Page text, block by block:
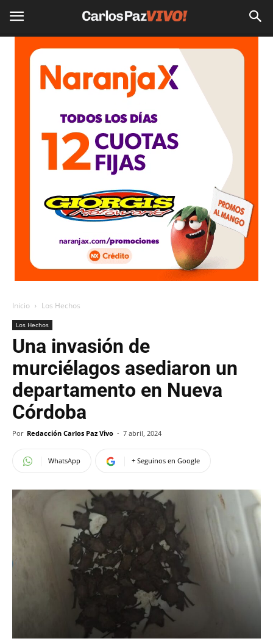
Inicio Los Hechos
Los Hechos
Una invasión de
murciélagos asediaron un
departamento en Nueva
Córdoba
Por Redacción Carlos Paz Vivo - 7 abril, 2024
WhatsApp + Seguinos en Google